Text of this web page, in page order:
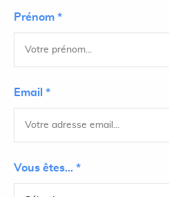
Prénom *
Email *
Vous êtes... *